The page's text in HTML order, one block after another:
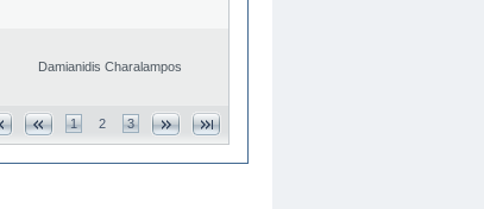
Damianidis Charalampos
1 2 3